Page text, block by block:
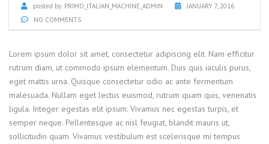
posted by: PRIMO_ITALIAN_MACHINE_ADMIN
JANUARY 7, 2016
NO COMMENTS
Lorem ipsum dolor sit amet, consectetur adipiscing elit. Nam efficitur
rutrum diam, ut commodo ipsum elementum. Duis quis iaculis purus,
eget mattis urna. Quisque consectetur odio ac ante fermentum
malesuada. Nullam eget lectus euismod, rutrum quam quis, venenatis
ligula. Integer egestas elit ipsum. Vivamus nec egestas turpis, et
semper neque. Pellentesque ac nisl feugiat, blandit mauris ut,
sollicitudin quam. Vivamus vestibulum est scelerisque mi tempus